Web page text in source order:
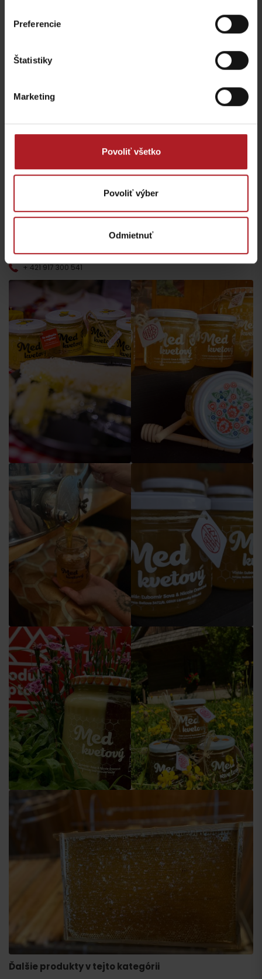
Preferencie
Štatistiky
Marketing
Povoliť všetko
Povoliť výber
Odmietnuť
mladá generácia
. Krok po kroku, od roku 2018 sa ako hobby včelári úspešne
Včelie kráľovstvo
+ 421 917 300 541
Ďalšie produkty v tejto kategórii